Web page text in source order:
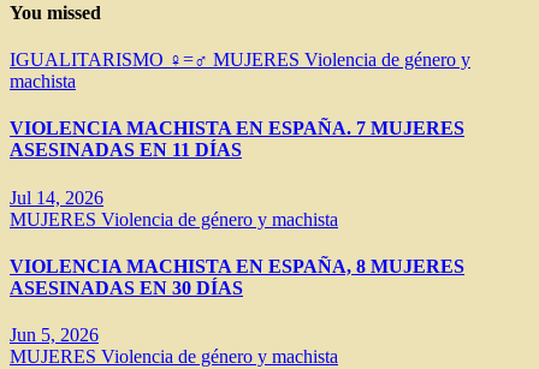
You missed
IGUALITARISMO ♀=♂ MUJERES Violencia de género y
machista
VIOLENCIA MACHISTA EN ESPAÑA. 7 MUJERES
ASESINADAS EN 11 DÍAS
Jul 14, 2026
MUJERES Violencia de género y machista
VIOLENCIA MACHISTA EN ESPAÑA, 8 MUJERES
ASESINADAS EN 30 DÍAS
Jun 5, 2026
MUJERES Violencia de género y machista